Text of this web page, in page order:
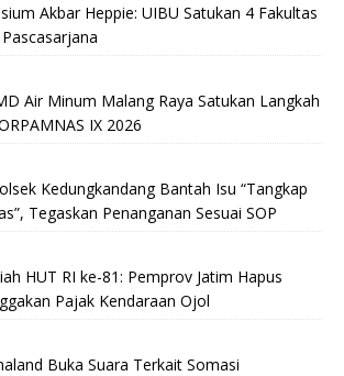
Akbar Heppie: UIBU Satukan 4 Fakultas
Air Minum Malang Raya Satukan Langkah
IX 2026
Kedungkandang Bantah Isu “Tangkap
Tegaskan Penanganan Sesuai SOP
HUT RI ke-81: Pemprov Jatim Hapus
Pajak Kendaraan Ojol
Buka Suara Terkait Somasi